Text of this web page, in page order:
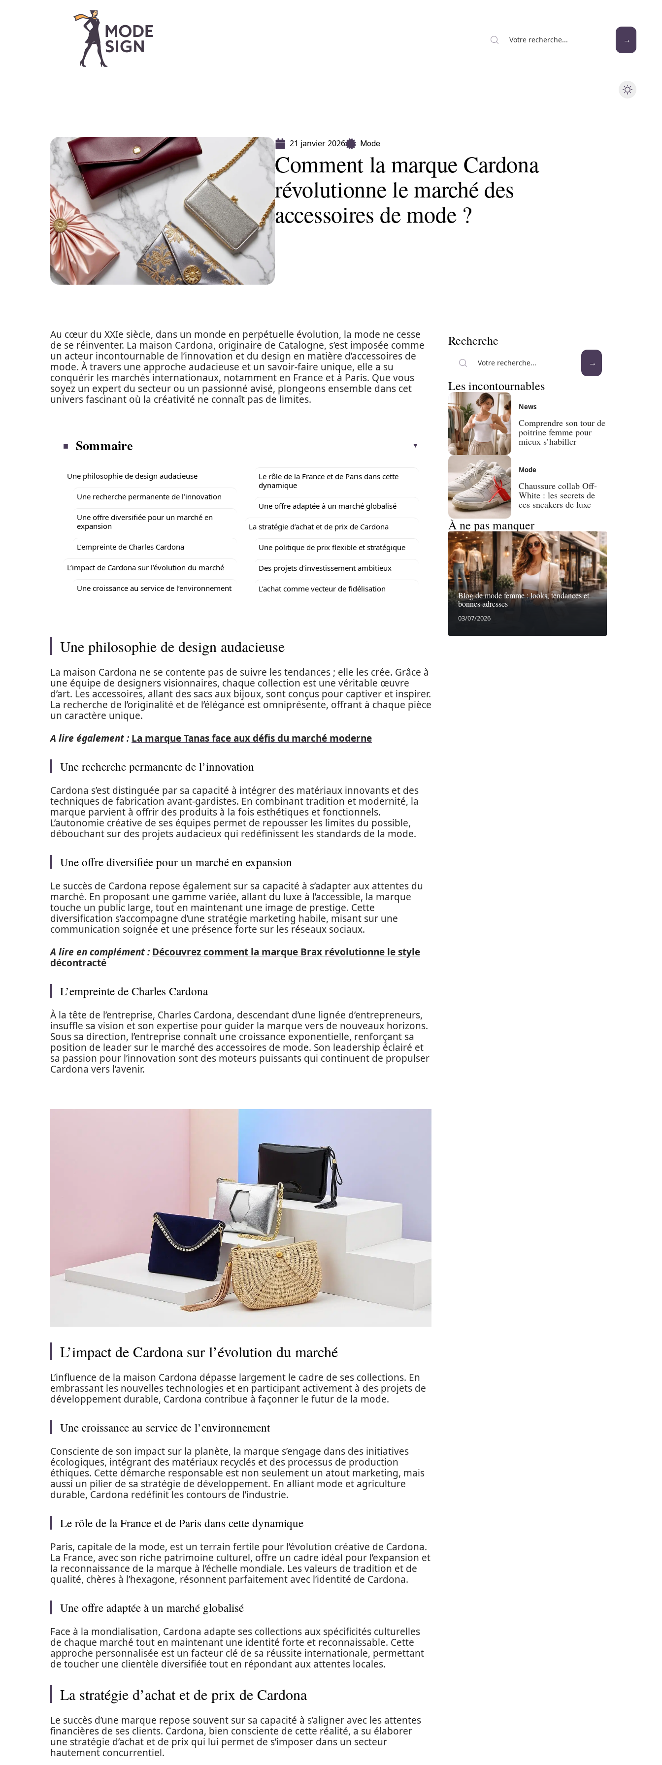
21 janvier 2026 Mode
Comment la marque Cardona
révolutionne le marché des
accessoires de mode ?
Au cœur du XXIe siècle, dans un monde en perpétuelle évolution, la mode ne cesse
de se réinventer. La maison Cardona, originaire de Catalogne, s’est imposée comme
un acteur incontournable de l’innovation et du design en matière d’accessoires de
mode. À travers une approche audacieuse et un savoir-faire unique, elle a su
conquérir les marchés internationaux, notamment en France et à Paris. Que vous
soyez un expert du secteur ou un passionné avisé, plongeons ensemble dans cet
univers fascinant où la créativité ne connaît pas de limites.
Sommaire
Une philosophie de design audacieuse
Une recherche permanente de l’innovation
Une offre diversifiée pour un marché en
expansion
L’empreinte de Charles Cardona
L’impact de Cardona sur l’évolution du marché
Une croissance au service de l’environnement
Le rôle de la France et de Paris dans cette
dynamique
Une offre adaptée à un marché globalisé
La stratégie d’achat et de prix de Cardona
Une politique de prix flexible et stratégique
Des projets d’investissement ambitieux
L’achat comme vecteur de fidélisation
Une philosophie de design audacieuse
La maison Cardona ne se contente pas de suivre les tendances ; elle les crée. Grâce à
une équipe de designers visionnaires, chaque collection est une véritable œuvre
d’art. Les accessoires, allant des sacs aux bijoux, sont conçus pour captiver et inspirer.
La recherche de l’originalité et de l’élégance est omniprésente, offrant à chaque pièce
un caractère unique.
A lire également : La marque Tanas face aux défis du marché moderne
Une recherche permanente de l’innovation
Cardona s’est distinguée par sa capacité à intégrer des matériaux innovants et des
techniques de fabrication avant-gardistes. En combinant tradition et modernité, la
marque parvient à offrir des produits à la fois esthétiques et fonctionnels.
L’autonomie créative de ses équipes permet de repousser les limites du possible,
débouchant sur des projets audacieux qui redéfinissent les standards de la mode.
Une offre diversifiée pour un marché en expansion
Le succès de Cardona repose également sur sa capacité à s’adapter aux attentes du
marché. En proposant une gamme variée, allant du luxe à l’accessible, la marque
touche un public large, tout en maintenant une image de prestige. Cette
diversification s’accompagne d’une stratégie marketing habile, misant sur une
communication soignée et une présence forte sur les réseaux sociaux.
A lire en complément : Découvrez comment la marque Brax révolutionne le style
décontracté
L’empreinte de Charles Cardona
À la tête de l’entreprise, Charles Cardona, descendant d’une lignée d’entrepreneurs,
insuffle sa vision et son expertise pour guider la marque vers de nouveaux horizons.
Sous sa direction, l’entreprise connaît une croissance exponentielle, renforçant sa
position de leader sur le marché des accessoires de mode. Son leadership éclairé et
sa passion pour l’innovation sont des moteurs puissants qui continuent de propulser
Cardona vers l’avenir.
L’impact de Cardona sur l’évolution du marché
L’influence de la maison Cardona dépasse largement le cadre de ses collections. En
embrassant les nouvelles technologies et en participant activement à des projets de
développement durable, Cardona contribue à façonner le futur de la mode.
Une croissance au service de l’environnement
Consciente de son impact sur la planète, la marque s’engage dans des initiatives
écologiques, intégrant des matériaux recyclés et des processus de production
éthiques. Cette démarche responsable est non seulement un atout marketing, mais
aussi un pilier de sa stratégie de développement. En alliant mode et agriculture
durable, Cardona redéfinit les contours de l’industrie.
Le rôle de la France et de Paris dans cette dynamique
Paris, capitale de la mode, est un terrain fertile pour l’évolution créative de Cardona.
La France, avec son riche patrimoine culturel, offre un cadre idéal pour l’expansion et
la reconnaissance de la marque à l’échelle mondiale. Les valeurs de tradition et de
qualité, chères à l’hexagone, résonnent parfaitement avec l’identité de Cardona.
Une offre adaptée à un marché globalisé
Face à la mondialisation, Cardona adapte ses collections aux spécificités culturelles
de chaque marché tout en maintenant une identité forte et reconnaissable. Cette
approche personnalisée est un facteur clé de sa réussite internationale, permettant
de toucher une clientèle diversifiée tout en répondant aux attentes locales.
La stratégie d’achat et de prix de Cardona
Le succès d’une marque repose souvent sur sa capacité à s’aligner avec les attentes
financières de ses clients. Cardona, bien consciente de cette réalité, a su élaborer
une stratégie d’achat et de prix qui lui permet de s’imposer dans un secteur
hautement concurrentiel.
Recherche
Les incontournables
News
Comprendre son tour de
poitrine femme pour
mieux s’habiller
Mode
Chaussure collab Off-
White : les secrets de
ces sneakers de luxe
À ne pas manquer
Blog de mode femme : looks, tendances et
bonnes adresses
03/07/2026